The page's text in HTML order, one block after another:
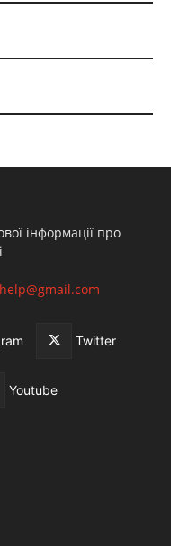
інформації про
Twitter
Youtube